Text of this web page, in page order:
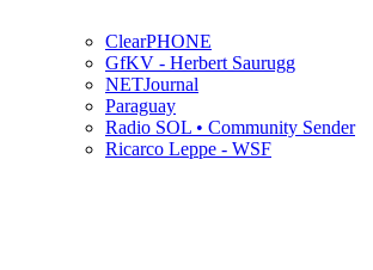
ClearPHONE
GfKV - Herbert Saurugg
NETJournal
Paraguay
Radio SOL • Community Sender
Ricarco Leppe - WSF